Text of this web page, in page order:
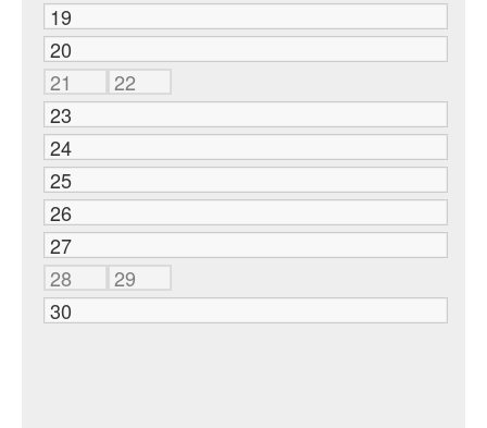
19
20
21
22
23
24
25
26
27
28
29
30